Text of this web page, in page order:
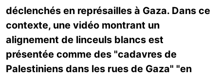
déclenchés en représailles à Gaza. Dans ce
contexte, une vidéo montrant un
alignement de linceuls blancs est
présentée comme des "cadavres de
Palestiniens dans les rues de Gaza" "en